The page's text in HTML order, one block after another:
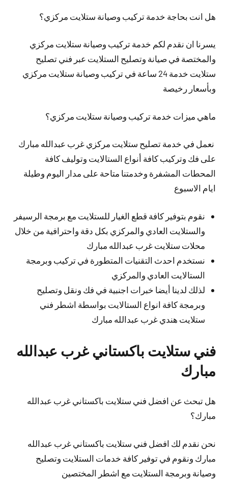
هل انت بحاجة خدمة تركيب وصيانة ستلايت مركزي؟
يسرنا ان نقدم لكم خدمة تركيب وصيانة ستلايت مركزي
والمختصة في صيانة وتصليح الستلايت عبر فني تصليح
ستلايت خدمة 24 ساعة في تركيب وصيانة ستلايت مركزي
وبأسعار رخيصة
ماهي ميزات خدمة تركيب وصيانة ستلايت مركزي؟
نعمل في خدمة تصليح ستلايت مركزي غرب عبدالله مبارك
على فك وتركيب كافة أنواع الستالايت وتوليف كافة
المحطات المشفرة وخدمتنا متاحة على مدار اليوم وطيلة
ايام الاسبوع
نقوم بتوفير كافة قطع الغيار للستلايت مع برمجة الرسيفر
والستلايت العادي والمركزي بكل دقة واحترافية من خلال
محلات ستلايت غرب عبدالله مبارك
نستخدم احدث التقنيات المتطورة في تركيب وبرمجة
الستالايت العادي والمركزي
لذلك لدينا أيضا خبرات اجنبية في فك ونقل وتصليح
وبرمجة كافة انواع الستالايت بواسطة اشطر فني
ستلايت هندي غرب عبدالله مبارك
فني ستلايت باكستاني غرب عبدالله
مبارك
هل تبحث عن افضل فني ستلايت باكستاني غرب عبدالله
مبارك؟
نحن نقدم لك افضل فني ستلايت باكستاني غرب عبدالله
مبارك ونقوم في توفير كافة خدمات الستلايت وتصليح
وصيانة وبرمجة الستلايت مع اشطر المختصين